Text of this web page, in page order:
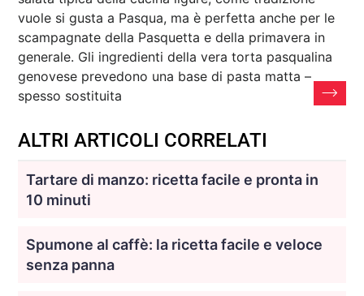
vuole si gusta a Pasqua, ma è perfetta anche per le
scampagnate della Pasquetta e della primavera in
generale. Gli ingredienti della vera torta pasqualina
genovese prevedono una base di pasta matta –
spesso sostituita
ALTRI ARTICOLI CORRELATI
Tartare di manzo: ricetta facile e pronta in
10 minuti
Spumone al caffè: la ricetta facile e veloce
senza panna